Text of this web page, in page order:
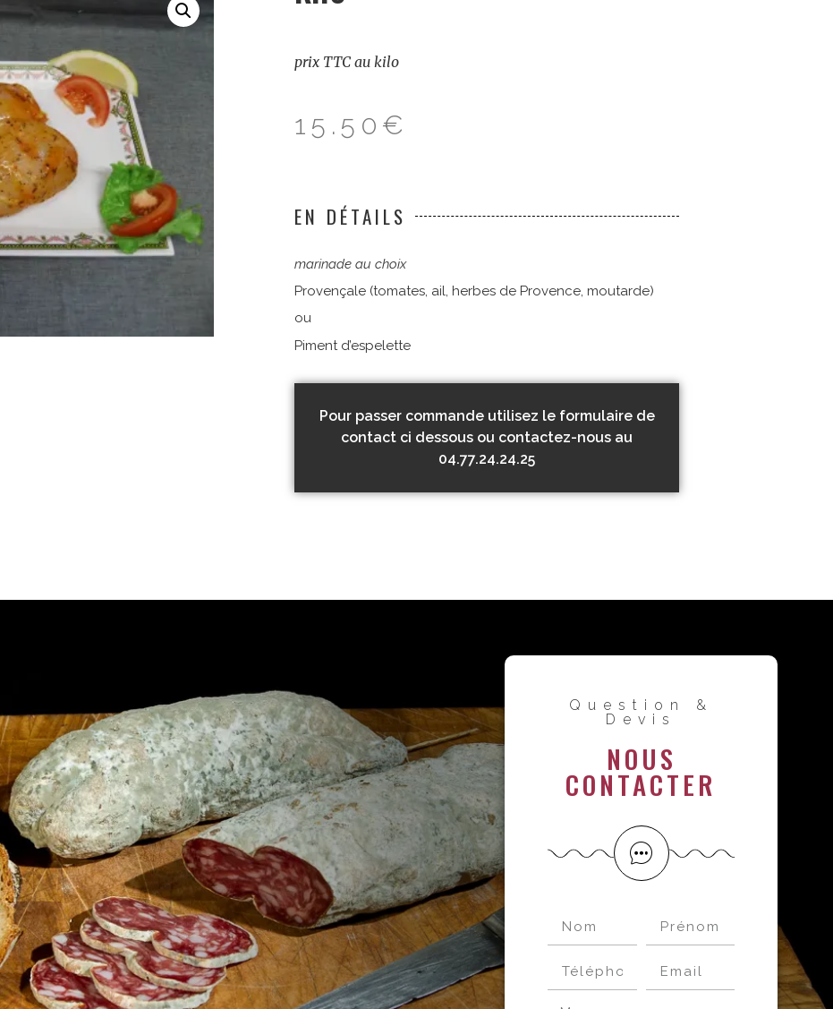
prix TTC au kilo
15.50 €
EN DÉTAILS
marinade au choix
Provençale (tomates, ail, herbes de Provence, moutarde)
ou
Piment d’espelette
Pour passer commande utilisez le formulaire de
contact ci dessous ou contactez-nous au
04.77.24.24.25
Question &
Devis
NOUS
CONTACTER